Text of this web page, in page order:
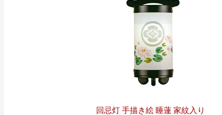
回忌灯 手描き絵 睡蓮 家紋入り